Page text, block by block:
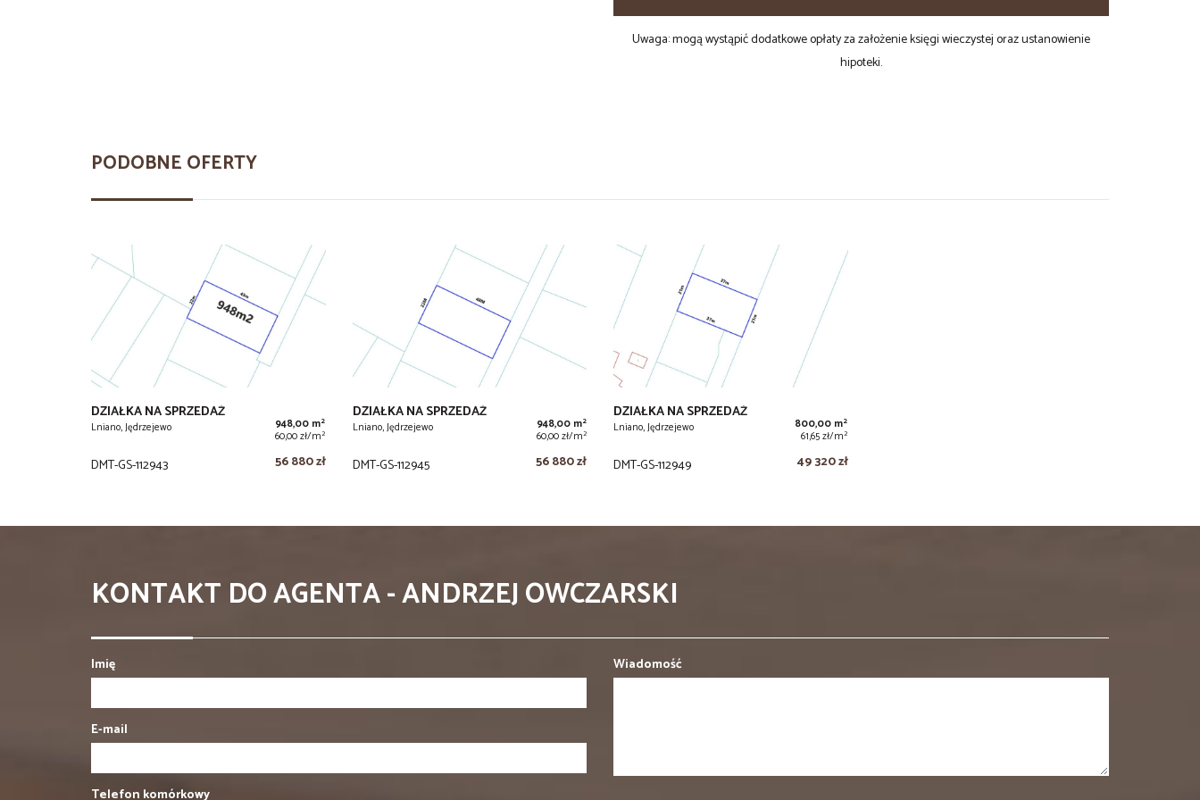
Uwaga: mogą wystąpić dodatkowe opłaty za założenie księgi wieczystej oraz ustanowienie
hipoteki.
PODOBNE OFERTY
DZIAŁKA NA SPRZEDAŻ
Lniano, Jędrzejewo 948,00 m2
60,00 zł/m2
DMT-GS-112943 56 880 zł
DZIAŁKA NA SPRZEDAŻ
Lniano, Jędrzejewo 948,00 m2
60,00 zł/m2
DMT-GS-112945 56 880 zł
DZIAŁKA NA SPRZEDAŻ
Lniano, Jędrzejewo 800,00 m2
61,65 zł/m2
DMT-GS-112949 49 320 zł
KONTAKT DO AGENTA - ANDRZEJ OWCZARSKI
Imię
E-mail
Telefon komórkowy
Wiadomość